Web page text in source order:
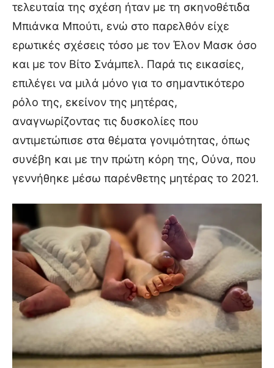
τελευταία της σχέση ήταν με τη σκηνοθέτιδα
Μπιάνκα Μπούτι, ενώ στο παρελθόν είχε
ερωτικές σχέσεις τόσο με τον Έλον Μασκ όσο
και με τον Βίτο Σνάμπελ. Παρά τις εικασίες,
επιλέγει να μιλά μόνο για το σημαντικότερο
ρόλο της, εκείνον της μητέρας,
αναγνωρίζοντας τις δυσκολίες που
αντιμετώπισε στα θέματα γονιμότητας, όπως
συνέβη και με την πρώτη κόρη της, Ούνα, που
γεννήθηκε μέσω παρένθετης μητέρας το 2021.